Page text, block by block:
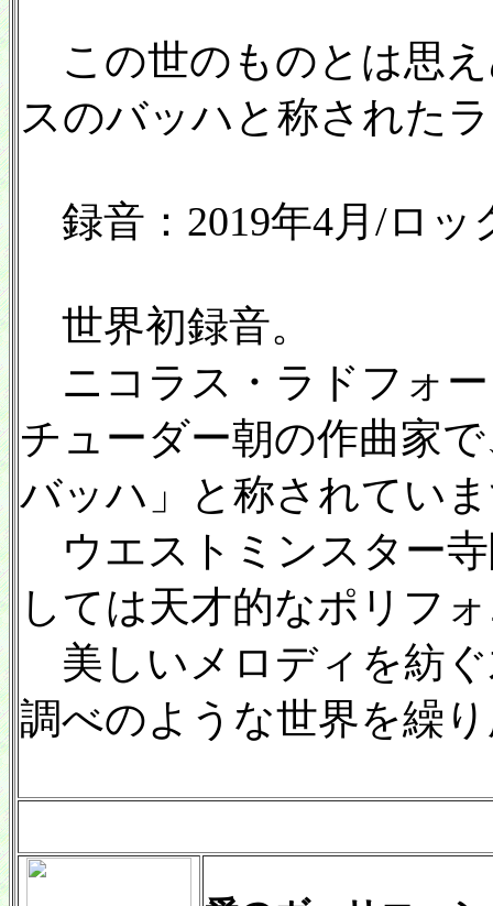
この世のものとは思
スのバッハと称された
録音：2019年4月/ロッ
世界初録音。
ニコラス・ラドフォー
チューダー朝の作曲家
バッハ」と称されてい
ウエストミンスター
しては天才的なポリフ
美しいメロディを紡
調べのような世界を繰